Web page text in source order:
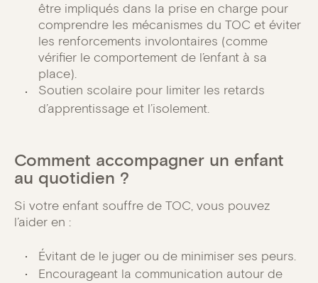
être impliqués dans la prise en charge pour
comprendre les mécanismes du TOC et éviter
les renforcements involontaires (comme
vérifier le comportement de l’enfant à sa
place).
Soutien scolaire pour limiter les retards
d’apprentissage et l’isolement.
Comment accompagner un enfant
au quotidien ?
Si votre enfant souffre de TOC, vous pouvez
l’aider en :
Évitant de le juger ou de minimiser ses peurs.
Encourageant la communication autour de